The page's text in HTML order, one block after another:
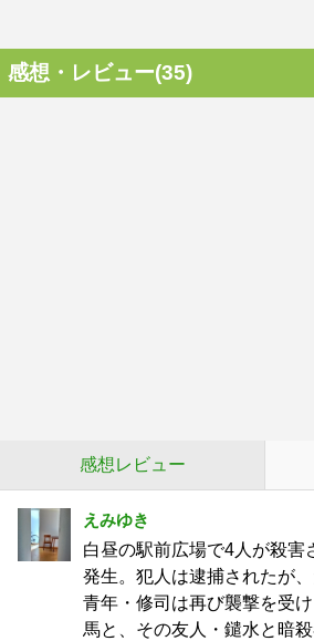
感想・レビュー(35)
感想レビュー
えみゆき
白昼の駅前広場で4人が殺害
発生。犯人は逮捕されたが
青年・修司は再び襲撃を受
馬と、その友人・鑓水と暗